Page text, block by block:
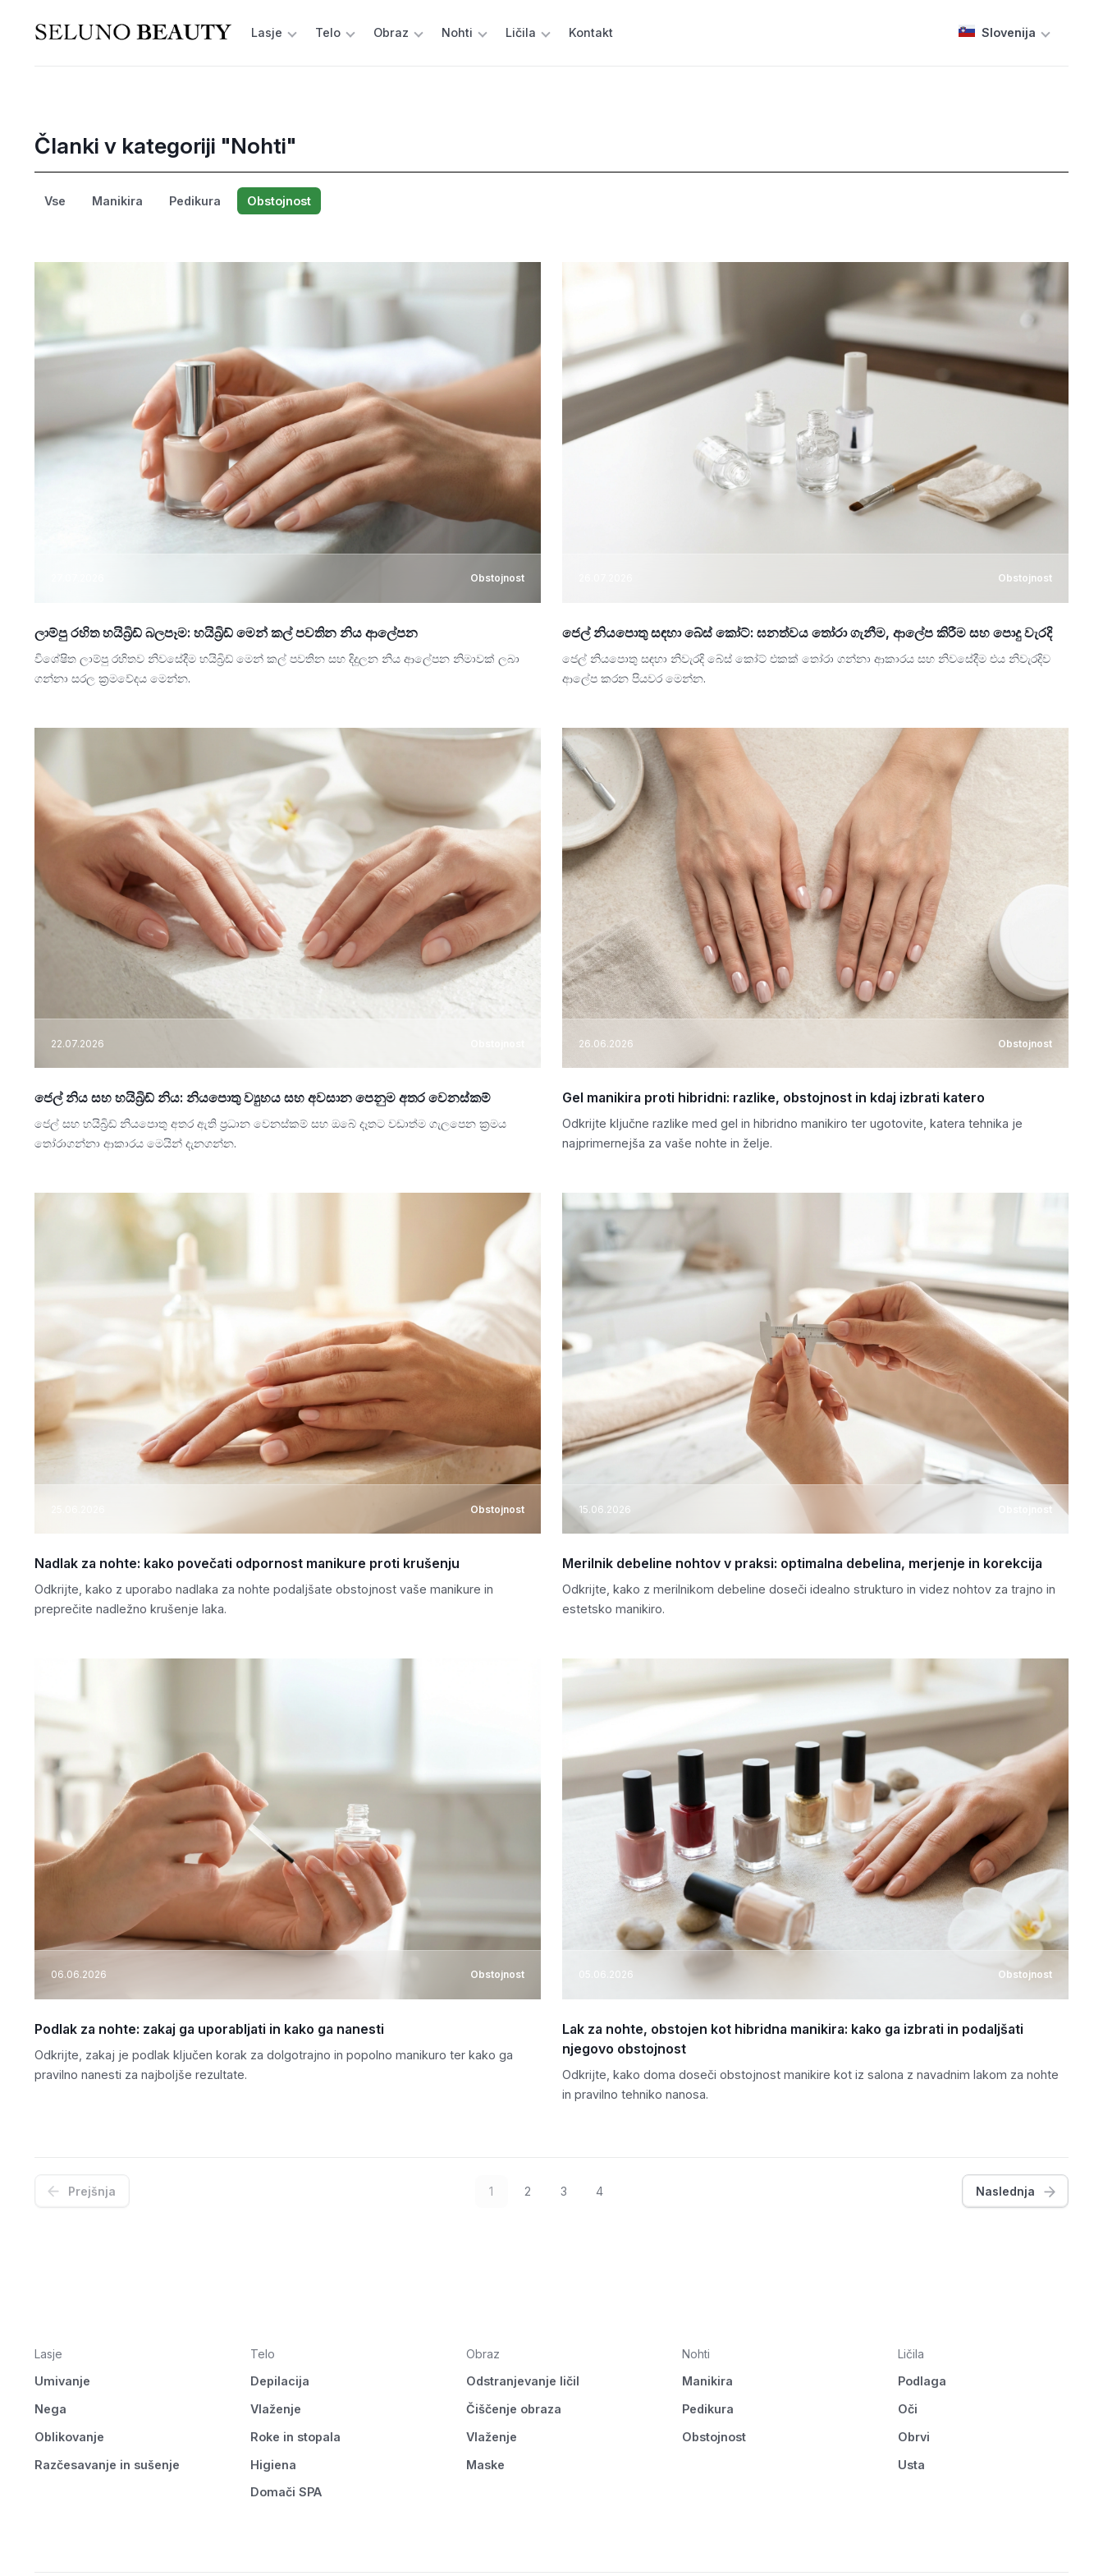
Lasje Telo Obraz Nohti Ličila Kontakt Slovenija
Članki v kategoriji "Nohti"
Vse Manikira Pedikura Obstojnost
Obstojnost
ලාම්පු රහිත හයිබ්‍රිඩ් බලපෑම: හයිබ්‍රිඩ් මෙන් කල් පවතින නිය ආලේපන
විශේෂිත ලාම්පු රහිතව නිවසේදීම හයිබ්‍රිඩ් මෙන් කල් පවතින සහ දිදුලන නිය ආලේපන නිමාවක් ලබා
ගන්නා සරල ක්‍රමවේදය මෙන්න.
Obstojnost
ජෙල් නියපොතු සඳහා බේස් කෝට්: ඝනත්වය තෝරා ගැනීම, ආලේප කිරීම සහ පොදු වැරදි
ජෙල් නියපොතු සඳහා නිවැරදි බේස් කෝට් එකක් තෝරා ගන්නා ආකාරය සහ නිවසේදීම එය නිවැරදිව
ආලේප කරන පියවර මෙන්න.
22.07.2026
ජෙල් නිය සහ හයිබ්‍රිඩ් නිය: නියපොතු ව්‍යුහය සහ අවසාන පෙනුම අතර වෙනස්කම්
ජෙල් සහ හයිබ්‍රිඩ් නියපොතු අතර ඇති ප්‍රධාන වෙනස්කම් සහ ඔබේ දෑතට වඩාත්ම ගැලපෙන ක්‍රමය
තෝරාගන්නා ආකාරය මෙයින් දැනගන්න.
26.06.2026 Obstojnost
Gel manikira proti hibridni: razlike, obstojnost in kdaj izbrati katero
Odkrijte ključne razlike med gel in hibridno manikiro ter ugotovite, katera tehnika je
najprimernejša za vaše nohte in želje.
Obstojnost
Nadlak za nohte: kako povečati odpornost manikure proti krušenju
Odkrijte, kako z uporabo nadlaka za nohte podaljšate obstojnost vaše manikure in
preprečite nadležno krušenje laka.
15.06.2026 Obstojnost
Merilnik debeline nohtov v praksi: optimalna debelina, merjenje in korekcija
Odkrijte, kako z merilnikom debeline doseči idealno strukturo in videz nohtov za trajno in
estetsko manikiro.
06.06.2026 Obstojnost
Podlak za nohte: zakaj ga uporabljati in kako ga nanesti
Odkrijte, zakaj je podlak ključen korak za dolgotrajno in popolno manikuro ter kako ga
pravilno nanesti za najboljše rezultate.
05.06.2026 Obstojnost
Lak za nohte, obstojen kot hibridna manikira: kako ga izbrati in podaljšati
njegovo obstojnost
Odkrijte, kako doma doseči obstojnost manikire kot iz salona z navadnim lakom za nohte
in pravilno tehniko nanosa.
Prejšnja 1 2 3 4 Naslednja
Lasje
Umivanje
Nega
Oblikovanje
Razčesavanje in sušenje
Telo
Depilacija
Vlaženje
Roke in stopala
Higiena
Domači SPA
Obraz
Odstranjevanje ličil
Čiščenje obraza
Vlaženje
Maske
Nohti
Manikira
Pedikura
Obstojnost
Ličila
Podlaga
Oči
Obrvi
Usta